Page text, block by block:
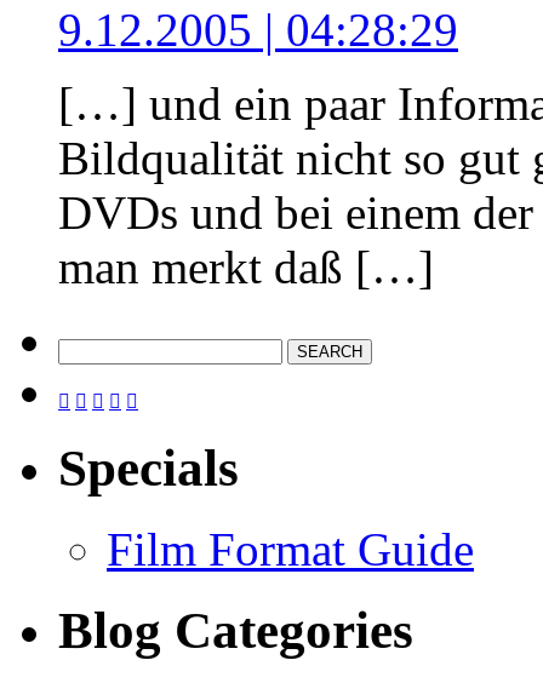
9.12.2005 | 04:28:29
[…] und ein paar
Bildqualität nicht so gut
DVDs und bei einem
man merkt daß […]
    
Specials
Film Format Guide
Blog Categories